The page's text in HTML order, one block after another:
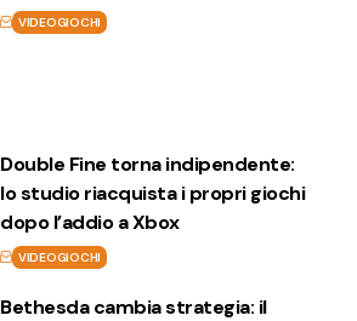
VIDEOGIOCHI
Double Fine torna indipendente:
lo studio riacquista i propri giochi
dopo l’addio a Xbox
VIDEOGIOCHI
Bethesda cambia strategia: il